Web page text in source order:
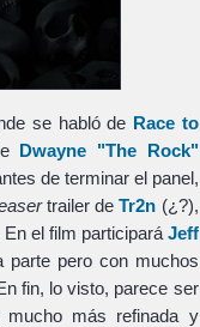
se habló de Race to
Dwayne "The Rock"
de terminar el panel,
trailer deTr2n (¿?),
el film participará Jeff
parte pero con muchos
fin, lo visto, parece ser
mucho más refinada y